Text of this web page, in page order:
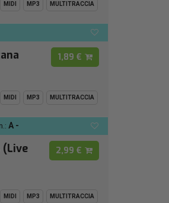
MIDI MP3 MULTITRACCIA
1,89 €
MIDI MP3 MULTITRACCIA
A -
(Live
2,99 €
MIDI MP3 MULTITRACCIA